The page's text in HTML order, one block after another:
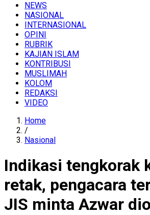
NEWS
NASIONAL
INTERNASIONAL
OPINI
RUBRIK
KAJIAN ISLAM
KONTRIBUSI
MUSLIMAH
KOLOM
REDAKSI
VIDEO
Home
/
Nasional
Indikasi tengkorak
retak, pengacara
JIS minta Azwar